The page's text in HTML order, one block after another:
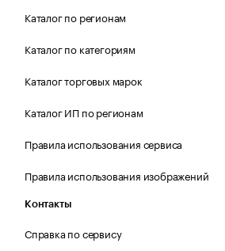
Каталог по регионам
Каталог по категориям
Каталог торговых марок
Каталог ИП по регионам
Правила использования сервиса
Правила использования изображений
Контакты
Справка по сервису